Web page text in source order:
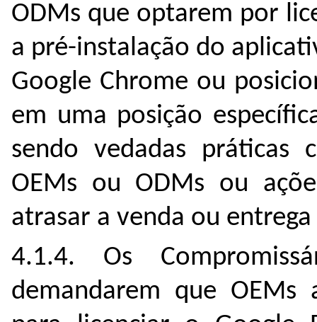
ODMs que optarem por
a pré-instalação do
Google Chrome ou
em uma posição
sendo vedadas práticas
OEMs ou ODMs ou
atrasar a venda ou
4.1.4. Os
demandarem que OEMs